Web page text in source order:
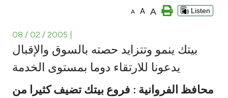
Investment
A A A Listen
08 / 02 / 2005
بيتك ينمو وتتزايد حصته بالسوق والإقبال
يدعونا للارتقاء دوما بمستوى الخدمة
محافظ الفروانية : فروع بيتك تضيف كثيرا من